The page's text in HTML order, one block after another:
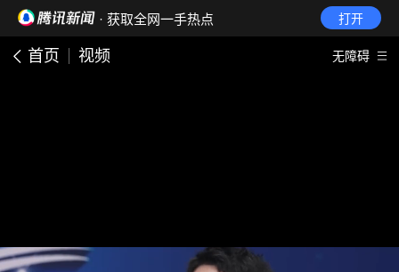
· 获取全网一手热点 打开
首页 视频 无障碍